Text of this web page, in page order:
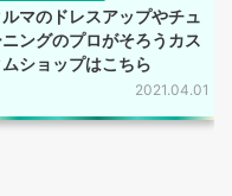
ルマのドレスアップやチュ
ニングのプロがそろうカス
ムショップはこちら
2021.04.01